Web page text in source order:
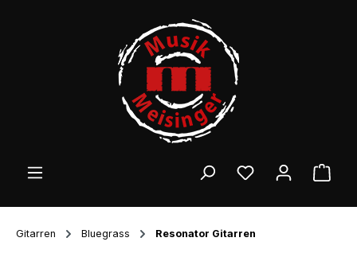
Gitarren Bluegrass Resonator Gitarren